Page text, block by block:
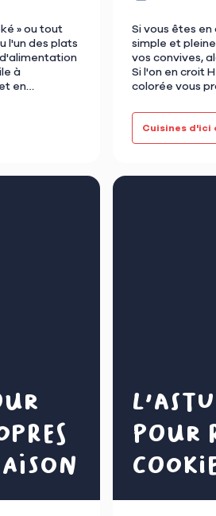
» ou tout
l'un des plats
à
en
Nos astuces bien-être
Si vous êtes
simple et
vos convives,
Si l'on en croit
colorée vous
Cuisines d'ici
pour